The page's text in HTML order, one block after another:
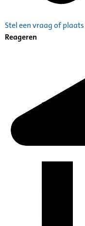
Stel een vraag of
Reageren